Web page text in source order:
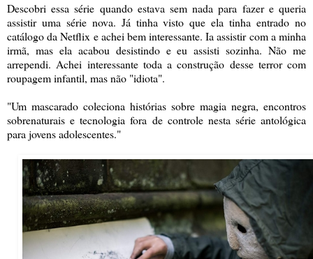
Descobri essa série quando estava sem nada para fazer e queria
assistir uma série nova. Já tinha visto que ela tinha entrado no
catálogo da Netflix e achei bem interessante. Ia assistir com a minha
irmã, mas ela acabou desistindo e eu assisti sozinha. Não me
arrependi. Achei interessante toda a construção desse terror com
roupagem infantil, mas não "idiota".
"Um mascarado coleciona histórias sobre magia negra, encontros
sobrenaturais e tecnologia fora de controle nesta série antológica
para jovens adolescentes."